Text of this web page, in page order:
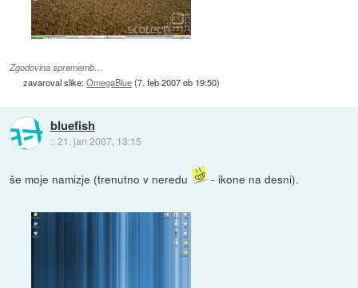
Zgodovina sprememb…
zavaroval slike:OmegaBlue(7. feb 2007 ob 19:50)
bluefish
::21. jan 2007, 13:15
še moje namizje (trenutno v neredu - ikone na desni).